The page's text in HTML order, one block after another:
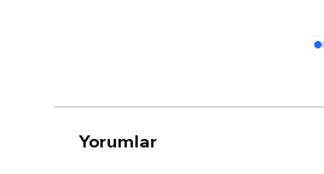
Yorumlar